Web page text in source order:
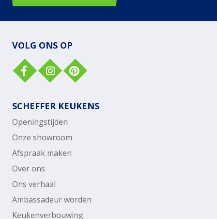
VOLG ONS OP
SCHEFFER KEUKENS
Openingstijden
Onze showroom
Afspraak maken
Over ons
Ons verhaal
Ambassadeur worden
Keukenverbouwing